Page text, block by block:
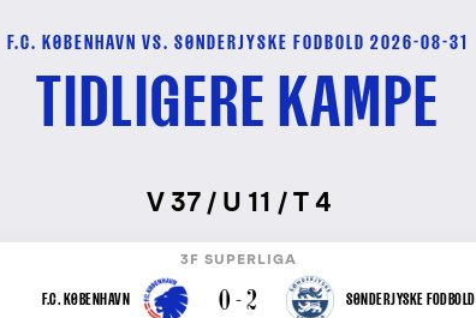
F.C. KØBENHAVN VS. SØNDERJYSKE FODBOLD 2026-08-31
TIDLIGERE KAMPE
V 37 / U 11 / T 4
3F SUPERLIGA
F.C. KØBENHAVN 0 - 2 SØNDERJYSKE FODBOLD